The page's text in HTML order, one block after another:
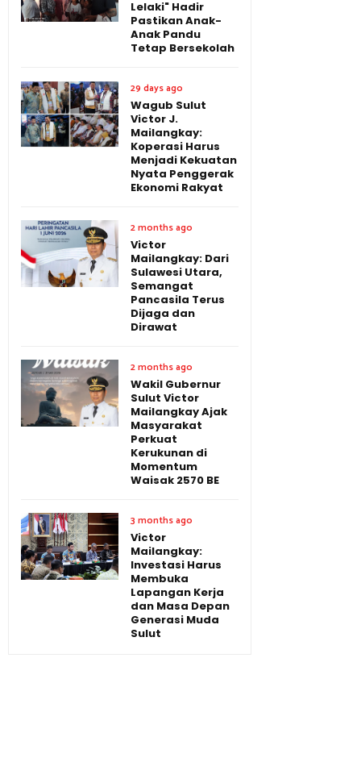
Lelaki" Hadir
Pastikan Anak-
Anak Pandu
Tetap Bersekolah
29 days ago
Wagub Sulut
Victor J.
Mailangkay:
Koperasi Harus
Menjadi Kekuatan
Nyata Penggerak
Ekonomi Rakyat
2 months ago
Victor
Mailangkay: Dari
Sulawesi Utara,
Semangat
Pancasila Terus
Dijaga dan
Dirawat
2 months ago
Wakil Gubernur
Sulut Victor
Mailangkay Ajak
Masyarakat
Perkuat
Kerukunan di
Momentum
Waisak 2570 BE
3 months ago
Victor
Mailangkay:
Investasi Harus
Membuka
Lapangan Kerja
dan Masa Depan
Generasi Muda
Sulut